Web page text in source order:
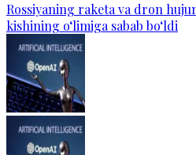
Rossiyaning raketa va dron
kishining o‘limiga sabab bo‘ldi